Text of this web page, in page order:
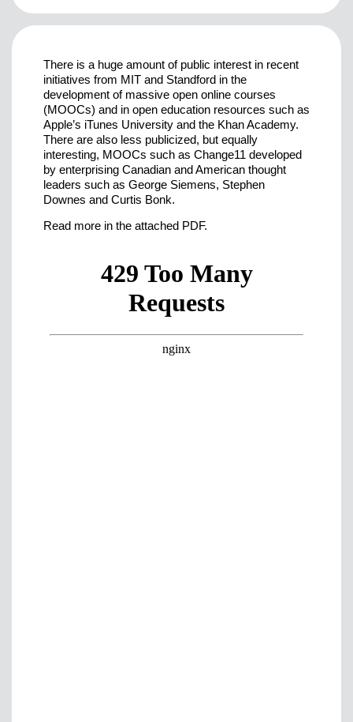
There is a huge amount of public interest in recent
initiatives from MIT and Standford in the
development of massive open online courses
(MOOCs) and in open education resources such as
Apple’s iTunes University and the Khan Academy.
There are also less publicized, but equally
interesting, MOOCs such as Change11 developed
by enterprising Canadian and American thought
leaders such as George Siemens, Stephen
Downes and Curtis Bonk.
Read more in the attached PDF.